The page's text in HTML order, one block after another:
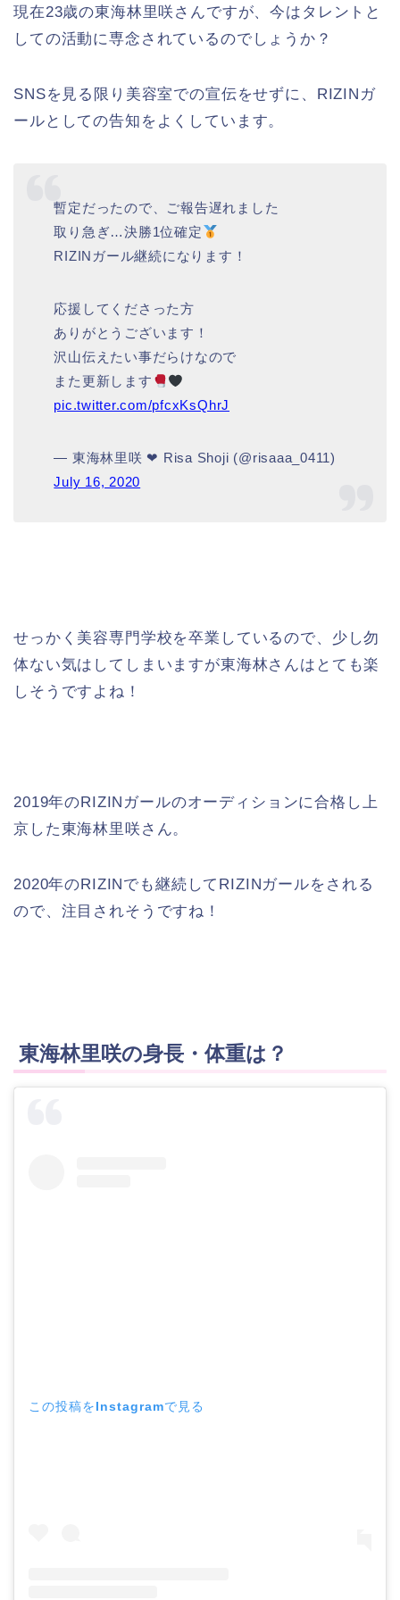
現在23歳の東海林里咲さんですが、今はタレントと
しての活動に専念されているのでしょうか？
SNSを見る限り美容室での宣伝をせずに、RIZINガ
ールとしての告知をよくしています。
暫定だったので、ご報告遅れました
取り急ぎ…決勝1位確定
RIZINガール継続になります！
応援してくださった方
ありがとうございます！
沢山伝えたい事だらけなので
また更新します
pic.twitter.com/pfcxKsQhrJ
— 東海林里咲 ❤︎ Risa Shoji (@risaaa_0411)
July 16, 2020
せっかく美容専門学校を卒業しているので、少し勿
体ない気はしてしまいますが東海林さんはとても楽
しそうですよね！
2019年のRIZINガールのオーディションに合格し上
京した東海林里咲さん。
2020年のRIZINでも継続してRIZINガールをされる
ので、注目されそうですね！
東海林里咲の身長・体重は？
この投稿をInstagramで見る